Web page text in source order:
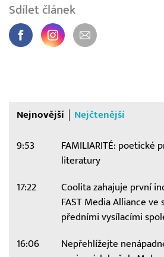
Sdílet článek
Nejnovější Nejčtenější
9:53
FAMILIARITÉ: poetické
literatury
17:22
Coolita zahajuje první
FAST Media Alliance ve
předními vysílacími
16:06
Nepřehlížejte